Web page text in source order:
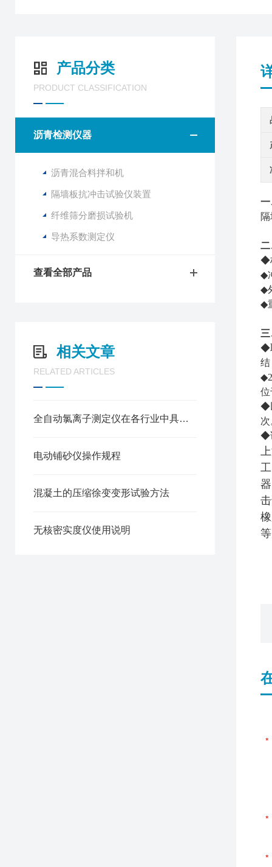
产品分类
PRODUCT CLASSIFICATION
沥青检测仪器
沥青混合料拌和机
隔墙板抗冲击试验仪装置
纤维筛分磨损试验机
导热系数测定仪
查看全部产品
相关文章
RELATED ARTICLES
全自动氯离子测定仪在各行业中具体应用分享
电动铺砂仪操作规程
混凝土的压缩徐变变形试验方法
无核密实度仪使用说明
一
二
◆
◆
◆
◆
三
◆
结
◆
位
◆
◆